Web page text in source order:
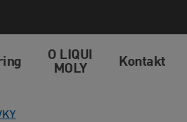
O LIQUI
MOLY
Kontakt